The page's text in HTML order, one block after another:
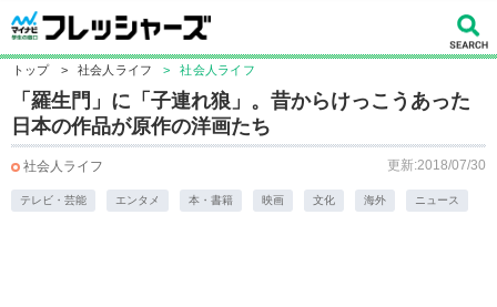
トップ > 社会人ライフ > 社会人ライフ
「羅生門」に「子連れ狼」。昔からけっこうあった
日本の作品が原作の洋画たち
社会人ライフ 更新:2018/07/30
テレビ・芸能 エンタメ 本・書籍 映画 文化 海外 ニュース